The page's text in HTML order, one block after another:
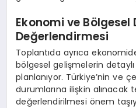
Ekonomi ve Bölgesel
Değerlendirmesi
Toplantıda ayrıca
bölgesel gelişmelerin detaylı
planlanıyor. Türkiye’nin ve
durumlarına ilişkin alınacak
değerlendirilmesi önem